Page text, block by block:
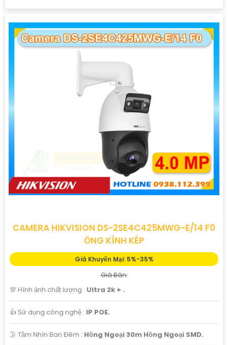
CAMERA HIKVISION DS-2SE4C425MWG-E/14 F0
ỐNG KÍNH KÉP
Giá Khuyến Mại: 5%-35%
Giá Bán:
💯 Hình ảnh chất lượng : Ultra 2k + .
👍 Sử dụng công nghệ : IP POE.
🌛 Tầm Nhìn Ban Đêm : Hồng Ngoại 30m Hồng Ngoại SMD.